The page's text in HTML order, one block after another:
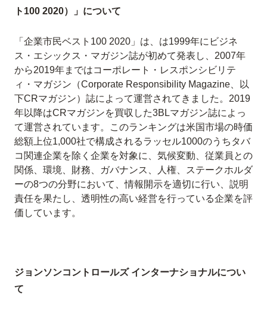
ト100 2020）」について
「企業市民ベスト100 2020」は、は1999年にビジネ
ス・エシックス・マガジン誌が初めて発表し、2007年
から2019年まではコーポレート・レスポンシビリテ
ィ・マガジン（Corporate Responsibility Magazine、以
下CRマガジン）誌によって運営されてきました。2019
年以降はCRマガジンを買収した3BLマガジン誌によっ
て運営されています。このランキングは米国市場の時価
総額上位1,000社で構成されるラッセル1000のうちタバ
コ関連企業を除く企業を対象に、気候変動、従業員との
関係、環境、財務、ガバナンス、人権、ステークホルダ
ーの8つの分野において、情報開示を適切に行い、説明
責任を果たし、透明性の高い経営を行っている企業を評
価しています。
ジョンソンコントロールズ インターナショナルについ
て